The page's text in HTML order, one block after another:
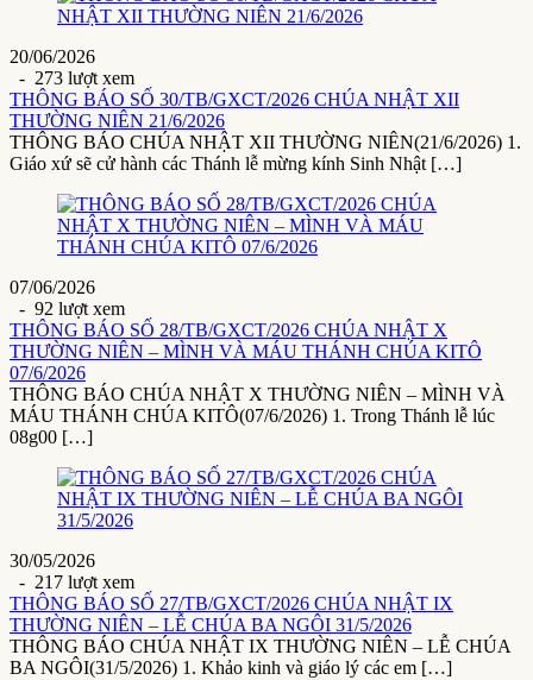
20/06/2026
- 273 lượt xem
THÔNG BÁO SỐ 30/TB/GXCT/2026 CHÚA NHẬT XII
THƯỜNG NIÊN 21/6/2026
THÔNG BÁO CHÚA NHẬT XII THƯỜNG NIÊN(21/6/2026) 1.
Giáo xứ sẽ cử hành các Thánh lễ mừng kính Sinh Nhật […]
07/06/2026
- 92 lượt xem
THÔNG BÁO SỐ 28/TB/GXCT/2026 CHÚA NHẬT X
THƯỜNG NIÊN – MÌNH VÀ MÁU THÁNH CHÚA KITÔ
07/6/2026
THÔNG BÁO CHÚA NHẬT X THƯỜNG NIÊN – MÌNH VÀ
MÁU THÁNH CHÚA KITÔ(07/6/2026) 1. Trong Thánh lễ lúc
08g00 […]
30/05/2026
- 217 lượt xem
THÔNG BÁO SỐ 27/TB/GXCT/2026 CHÚA NHẬT IX
THƯỜNG NIÊN – LỄ CHÚA BA NGÔI 31/5/2026
THÔNG BÁO CHÚA NHẬT IX THƯỜNG NIÊN – LỄ CHÚA
BA NGÔI(31/5/2026) 1. Khảo kinh và giáo lý các em […]